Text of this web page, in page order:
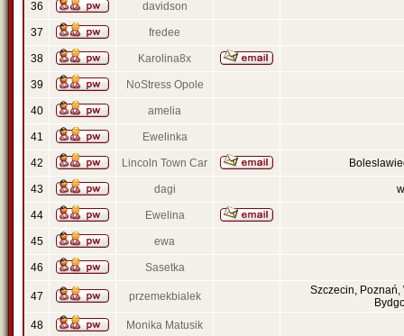
36 davidson
37 fredee
38 Karolina8x
39 NoStress Opole
40 amelia
41 Ewelinka
42 Lincoln Town Car
43 dagi
44 Ewelina
45 ewa
46 Sasetka
47 przemekbialek
Szczecin, Poznań,
48
Monika Matusik